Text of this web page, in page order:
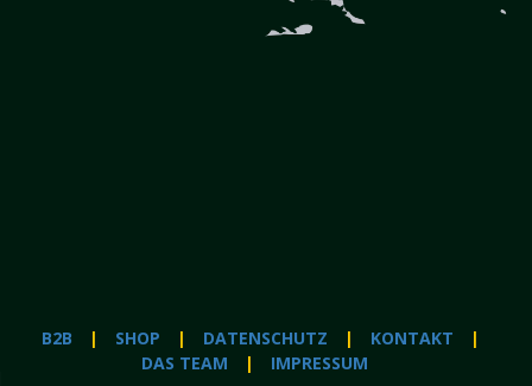
B2B SHOP DATENSCHUTZ
KONTAKT
DAS TEAM
IMPRESSUM